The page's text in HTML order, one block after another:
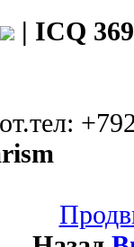
| ICQ